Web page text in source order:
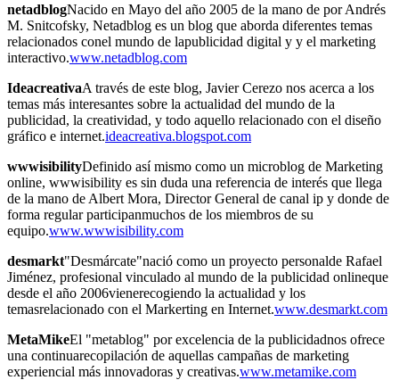
netadblogNacido en Mayo del año 2005 de la mano de por Andrés
M. Snitcofsky, Netadblog es un blog que aborda diferentes temas
relacionados conel mundo de lapublicidad digital y y el marketing
interactivo.www.netadblog.com
IdeacreativaA través de este blog, Javier Cerezo nos acerca a los
temas más interesantes sobre la actualidad del mundo de la
publicidad, la creatividad, y todo aquello relacionado con el diseño
gráfico e internet.ideacreativa.blogspot.com
wwwisibilityDefinido así mismo como un microblog de Marketing
online, wwwisibility es sin duda una referencia de interés que llega
de la mano de Albert Mora, Director General de canal ip y donde de
forma regular participanmuchos de los miembros de su
equipo.www.wwwisibility.com
desmarkt"Desmárcate"nació como un proyecto personalde Rafael
Jiménez, profesional vinculado al mundo de la publicidad onlineque
desde el año 2006vienerecogiendo la actualidad y los
temasrelacionado con el Markerting en Internet.www.desmarkt.com
MetaMikeEl "metablog" por excelencia de la publicidadnos ofrece
una continuarecopilación de aquellas campañas de marketing
experiencial más innovadoras y creativas.www.metamike.com